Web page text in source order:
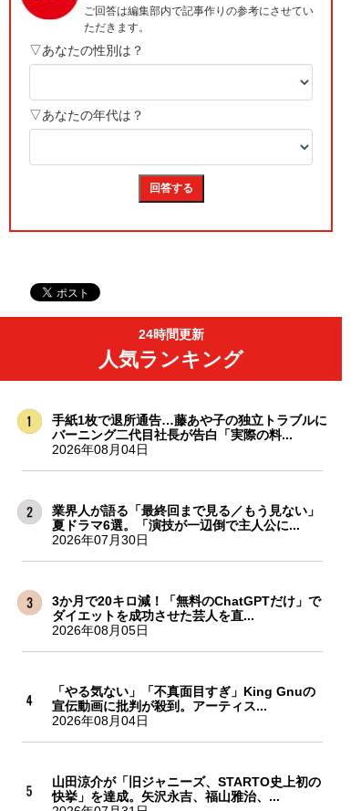
24時間更新
人気ランキング
手紙1枚で退所通告…藤あや子の独立トラブルに
バーニング二代目社長が告白「実際の料...
2026年08月04日
業界人が語る「最終回まで見る／もう見ない」
夏ドラマ6選。「演技が一辺倒で主人公に...
2026年07月30日
3か月で20キロ減！「無料のChatGPTだけ」で
ダイエットを成功させた芸人を直...
2026年08月05日
「やる気ない」「不真面目すぎ」King Gnuの
宣伝動画に批判が殺到。アーティス...
2026年08月04日
山田涼介が「旧ジャニーズ、STARTO史上初の
快挙」を達成。矢沢永吉、福山雅治、...